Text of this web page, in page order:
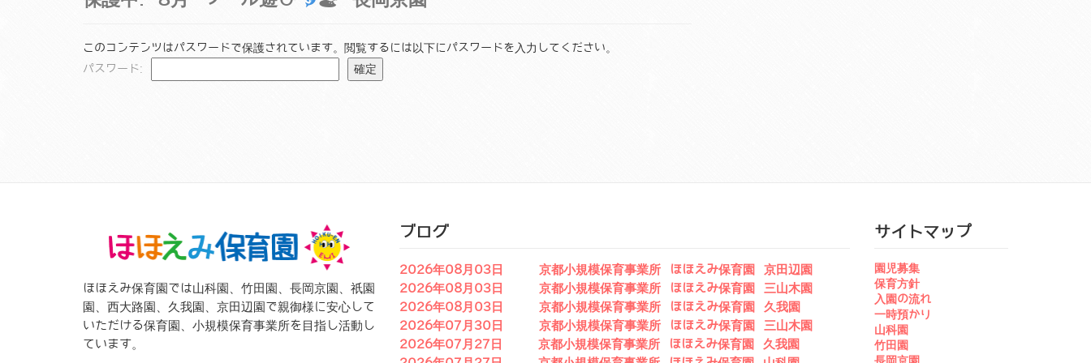
このコンテンツはパスワードで保護されています。閲覧するには以下にパスワードを入力してください。
パスワード:
ほほえみ保育園では山科園、竹田園、長岡京園、祇園
園、西大路園、久我園、京田辺園で親御様に安心して
いただける保育園、小規模保育事業所を目指し活動し
ています。
ブログ
2026年08月03日 京都小規模保育事業所 ほほえみ保育園 京田辺園
2026年08月03日 京都小規模保育事業所 ほほえみ保育園 三山木園
2026年08月03日 京都小規模保育事業所 ほほえみ保育園 久我園
2026年07月30日 京都小規模保育事業所 ほほえみ保育園 三山木園
2026年07月27日 京都小規模保育事業所 ほほえみ保育園 久我園
サイトマップ
園児募集
保育方針
入園の流れ
一時預かり
山科園
竹田園